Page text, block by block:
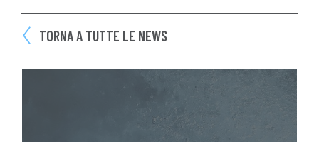
TORNA A TUTTE LE NEWS